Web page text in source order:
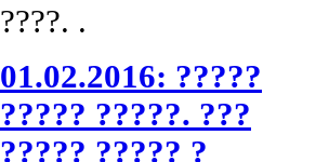
????. .
01.02.2016: ?????
????? ?????. ???
????? ????? ?